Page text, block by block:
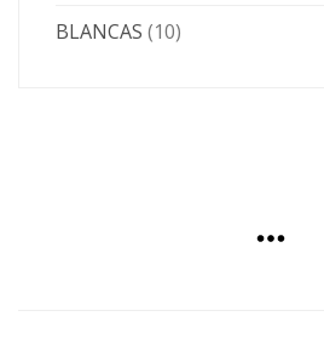
BLANCAS (10)